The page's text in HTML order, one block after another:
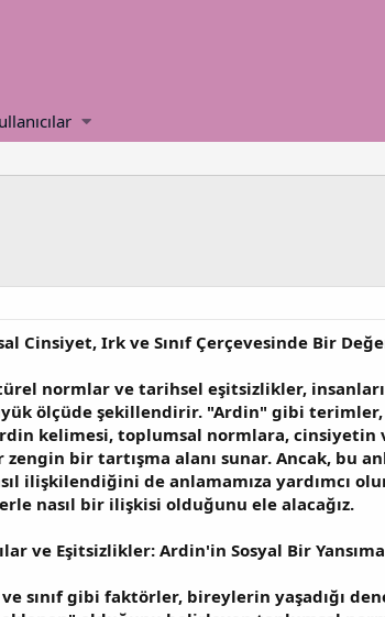
Cinsiyet, Irk ve Sınıf Çerçevesinde Bir
normlar ve tarihsel eşitsizlikler,
ölçüde şekillendirir. "Ardin" gibi
kelimesi, toplumsal normlara, cinsiyetin
bir tartışma alanı sunar. Ancak, bu
ilişkilendiğini de anlamamıza yardımcı
nasıl bir ilişkisi olduğunu ele alacağız.
ve Eşitsizlikler: Ardin'in Sosyal Bir
sınıf gibi faktörler, bireylerin yaşadığı